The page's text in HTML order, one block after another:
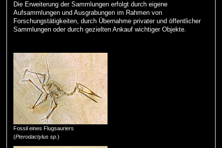
Die Erweiterung der Sammlungen erfolgt durch eigene
Aufsammlungen und Ausgrabungen im Rahmen von
Forschungstätigkeiten, durch Übernahme privater und öffentlicher
Sammlungen oder durch gezielten Ankauf wichtiger Objekte.
Fossil eines Flugsauriers
(Pterodactylus sp. )